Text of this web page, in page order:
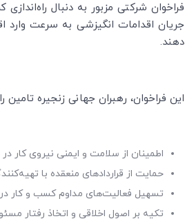
فراخوان شرکتی مزبور به دنبال
جریان اقدامات انگیزشی به سرعت
‌دهند.
این فراخوان، رهبران جهانی زنجیره
اطمینان از سلامت و ایمنی نیروی کار در
حمایت از قراردادهای منعقده با
تسهیل فعالیت‌های مداوم کسب و کار در
تکیه بر اصول اخلاقی و اتخاذ رفتار